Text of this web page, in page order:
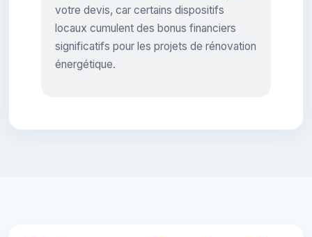
votre devis, car certains dispositifs
locaux cumulent des bonus financiers
significatifs pour les projets de rénovation
énergétique.